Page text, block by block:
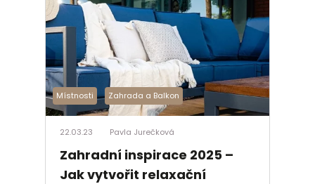
Místnosti Zahrada a Balkon
22.03.23 Pavla Jurečková
Zahradní inspirace 2025 –
Jak vytvořit relaxační